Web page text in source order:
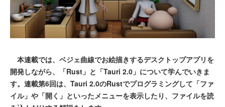
本連載では、ベジェ曲線でお絵描きするデスクトップアプリを
開発しながら、「Rust」と「Tauri 2.0」について学んでいきま
す。連載第6回は、Tauri 2.0のRustでプログラミングして「ファ
イル」や「開く」といったメニューを表示したり、ファイルを読